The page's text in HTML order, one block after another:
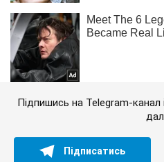
Підпишись на Telegram-
Підписатись